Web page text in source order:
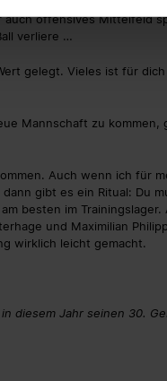
offensives Mittelfeld
verliere …
gelegt. Vieles ist für
Mannschaft zu kommen,
Auch wenn ich für
gibt es ein Ritual: Du
besten im
und Maximilian
wirklich leicht
diesem Jahr seinen 30.